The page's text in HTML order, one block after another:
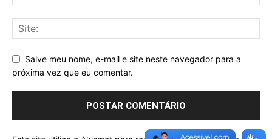
Salve meu nome, e-mail e site neste navegador para a
próxima vez que eu comentar.